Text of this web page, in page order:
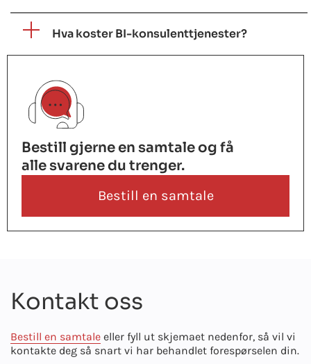
Hva koster BI-konsulenttjenester?
Bestill gjerne en samtale og få
alle svarene du trenger.
Bestill en samtale
Kontakt oss
Bestill en samtale eller fyll ut skjemaet nedenfor, så vil vi
kontakte deg så snart vi har behandlet forespørselen din.